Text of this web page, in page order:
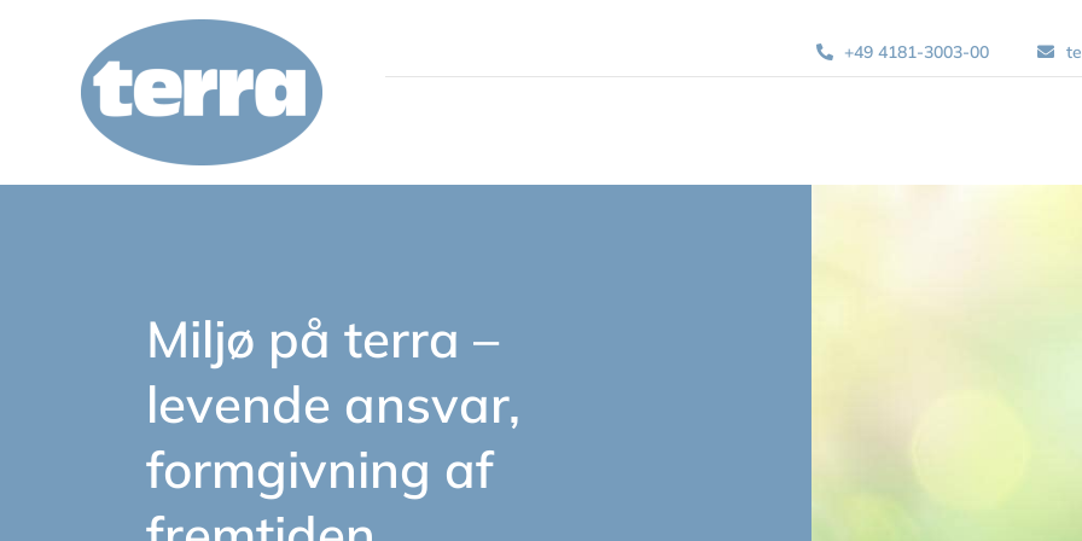
+49 4181-3003-00
Hvem vi er
Kvalitetskontrol
Forespørgsel
Miljø på terra –
levende ansvar,
formgivning af